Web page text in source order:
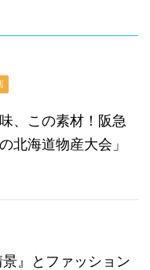
、この素材！阪急
北海道物産大会」
景』とファッション